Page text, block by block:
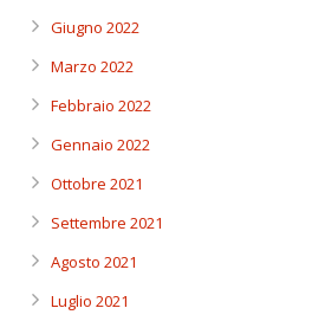
Giugno 2022
Marzo 2022
Febbraio 2022
Gennaio 2022
Ottobre 2021
Settembre 2021
Agosto 2021
Luglio 2021